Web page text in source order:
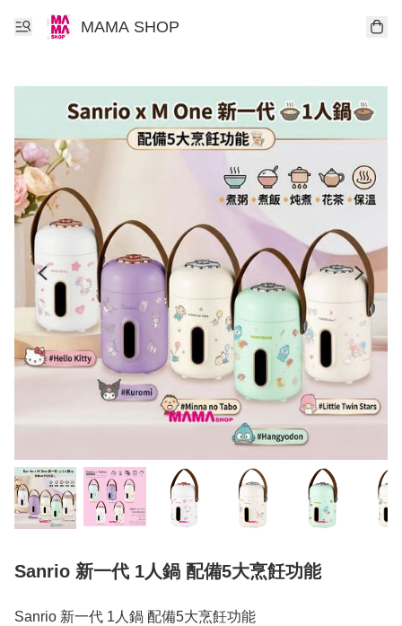
MAMA SHOP
Sanrio 新一代 1人鍋 配備5大烹飪功能
Sanrio 新一代 1人鍋 配備5大烹飪功能